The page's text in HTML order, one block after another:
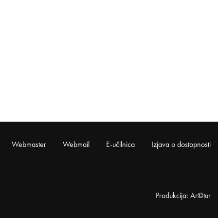
Webmaster Webmail E-učilnica Izjava o dostopnosti
Produkcija: Ar©tur